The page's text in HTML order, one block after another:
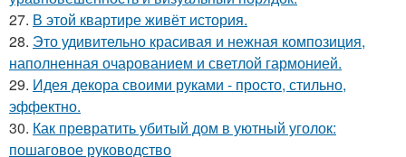
27. В этой квартире живёт история.
28. Это удивительно красивая и нежная композиция,
наполненная очарованием и светлой гармонией.
29. Идея декора своими руками - просто, стильно,
эффектно.
30. Как превратить убитый дом в уютный уголок:
пошаговое руководство